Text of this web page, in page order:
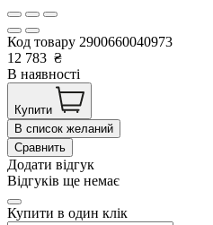
Код товару 2900660040973
12 783 ₴
В наявності
Купити
В список желаний
Сравнить
Додати відгук
Відгуків ще немає
Купити в один клік